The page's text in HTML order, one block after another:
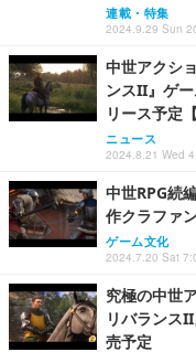
連載・特集
2024.9.29 Sun
中世アクシ
ンスII』ゲ
リース予定
ニュース
2024.8.21 Wed
中世RPG続
作クラファ
ゲーム文化
2024.7.20 Sat
究極の中世
リバランス
売予定